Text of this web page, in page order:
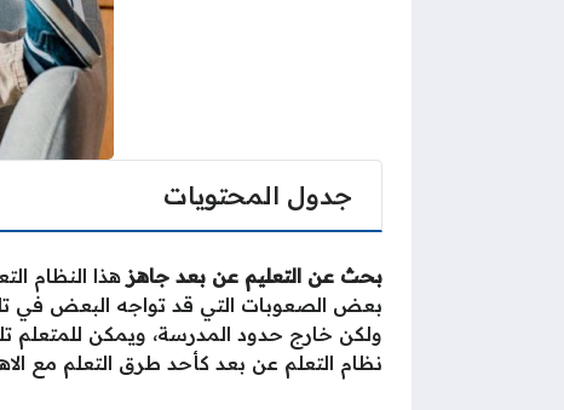
جدول المحتويات
بحث عن التعليم عن بعد جاهز هذا النظام
بعض الصعوبات التي قد تواجه البعض في
ولكن خارج حدود المدرسة، ويمكن للمتعلم
نظام التعلم عن بعد كأحد طرق التعلم مع